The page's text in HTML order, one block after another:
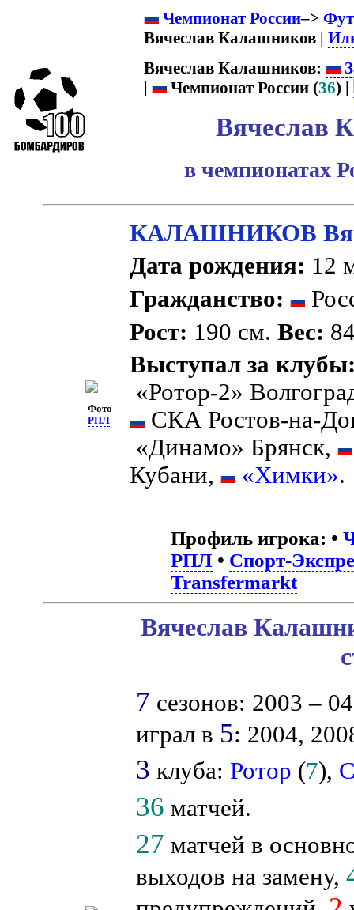
Чемпионат России–>
Вячеслав Калашников |
Вячеслав Калашников:
|
Чемпионат России (36) |
Вячеслав
в чемпионатах
Фото
РПЛ
КАЛАШНИКОВ
Дата рождения: 12
Гражданство:
Рост: 190 см.Вес:
Выступал за
«Ротор-2»
СКА Ростов-на-
«Динамо» Брянск,
Кубани,
«Химки».
Профиль игрока: •
РПЛ• Спорт-
Transfermarkt
Вячеслав
7 сезонов: 2003 –
играл в 5: 2004,
3 клуба: Ротор (7),
36 матчей.
27 матчей в
выходов на замену,